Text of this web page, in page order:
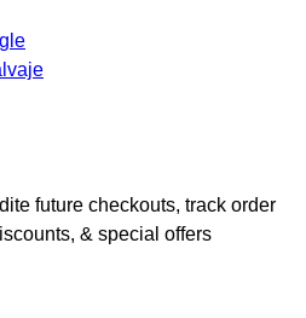
future checkouts, track order
& special offers